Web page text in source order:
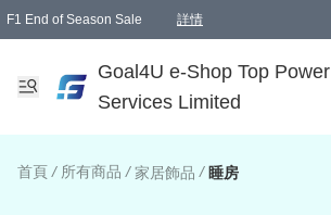
F1 End of Season Sale 詳情
Goal4U e-Shop Top Power
Services Limited
首頁 / 所有商品 / 家居飾品 / 睡房